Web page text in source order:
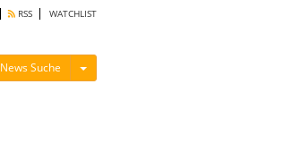
RSS WATCHLIST
News Suche Menü ein-/ausblenden